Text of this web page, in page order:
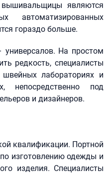
являются
автоматизированных
гораздо больше.
На простом
редкость, специалисты
лабораториях и
непосредственно под
и дизайнеров.
квалификации. Портной
изготовлению одежды и
изделия. Специалисты